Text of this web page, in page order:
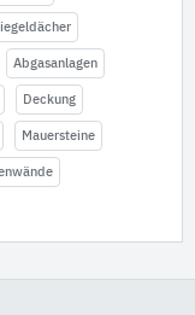
Abgasanlagen
Deckung
Mauersteine